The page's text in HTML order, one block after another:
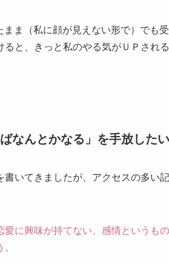
ま（私に顔が見えない形で）でも
と、きっと私のやる気がＵＰされる
なんとかなる」を手放した
いてきましたが、アクセスの多い
愛に興味が持てない、感情というも